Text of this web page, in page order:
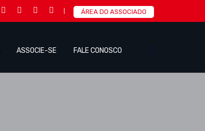
ÁREA DO ASSOCIADO
ASSOCIE-SE FALE CONOSCO